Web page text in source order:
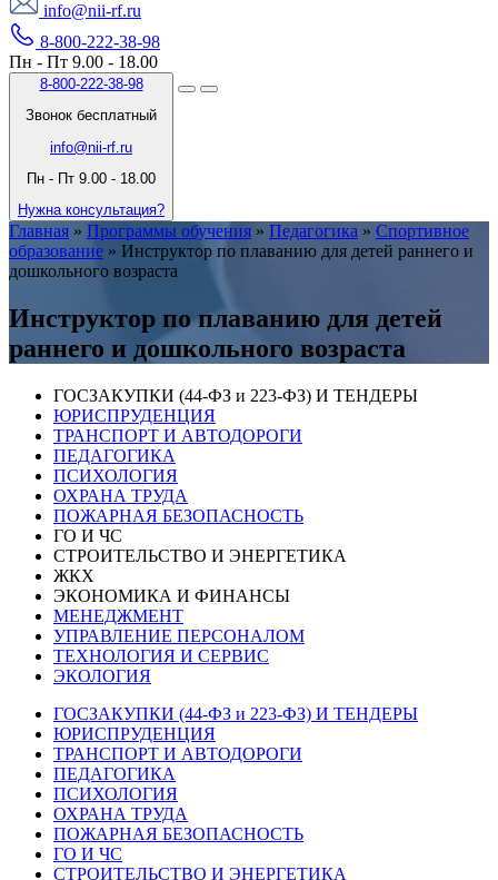
info@nii-rf.ru
8-800-222-38-98
Пн - Пт 9.00 - 18.00
8-800-222-38-98
Звонок бесплатный
info@nii-rf.ru
Пн - Пт 9.00 - 18.00
Нужна консультация?
Главная » Программы обучения » Педагогика » Спортивное
образование » Инструктор по плаванию для детей раннего и
дошкольного возраста
Инструктор по плаванию для детей
раннего и дошкольного возраста
ГОСЗАКУПКИ (44-ФЗ и 223-ФЗ) И ТЕНДЕРЫ
ЮРИСПРУДЕНЦИЯ
ТРАНСПОРТ И АВТОДОРОГИ
ПЕДАГОГИКА
ПСИХОЛОГИЯ
ОХРАНА ТРУДА
ПОЖАРНАЯ БЕЗОПАСНОСТЬ
ГО И ЧС
СТРОИТЕЛЬСТВО И ЭНЕРГЕТИКА
ЖКХ
ЭКОНОМИКА И ФИНАНСЫ
МЕНЕДЖМЕНТ
УПРАВЛЕНИЕ ПЕРСОНАЛОМ
ТЕХНОЛОГИЯ И СЕРВИС
ЭКОЛОГИЯ
ГОСЗАКУПКИ (44-ФЗ и 223-ФЗ) И ТЕНДЕРЫ
ЮРИСПРУДЕНЦИЯ
ТРАНСПОРТ И АВТОДОРОГИ
ПЕДАГОГИКА
ПСИХОЛОГИЯ
ОХРАНА ТРУДА
ПОЖАРНАЯ БЕЗОПАСНОСТЬ
ГО И ЧС
СТРОИТЕЛЬСТВО И ЭНЕРГЕТИКА